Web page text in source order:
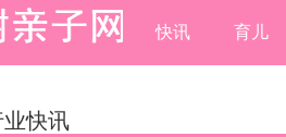
快讯 育儿
业快讯